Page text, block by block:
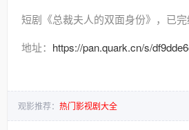
短剧《总裁夫人的双面身份》，已完
地址： https://pan.quark.cn/s/
观影推荐： 热门影视剧大全